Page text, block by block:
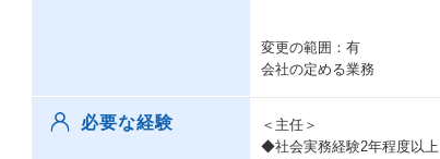
変更の範囲：有
会社の定める業務
必要な経験
＜主任＞
◆社会実務経験2年程度以上